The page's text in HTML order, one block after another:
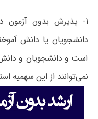
۱- پذیرش بدون آزمون
دانشجویان یا دانش
است و دانشجویان و
نمی‌توانند از این سهمیه